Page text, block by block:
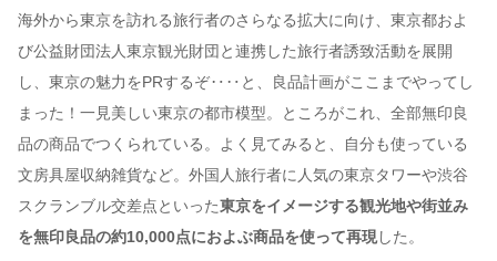
海外から東京を訪れる旅行者のさらなる拡大に向け、東京都およ
び公益財団法人東京観光財団と連携した旅行者誘致活動を展開
し、東京の魅力をPRするぞ‥‥と、良品計画がここまでやってし
まった！一見美しい東京の都市模型。ところがこれ、全部無印良
品の商品でつくられている。よく見てみると、自分も使っている
文房具屋収納雑貨など。外国人旅行者に人気の東京タワーや渋谷
スクランブル交差点といった東京をイメージする観光地や街並み
を無印良品の約10,000点におよぶ商品を使って再現した。